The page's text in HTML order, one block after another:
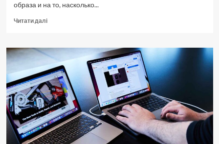
образа и на то, насколько...
Читати даліДокладніше
сумка
в
современном
гардеробе
–
форма,
стиль
и
повседневный
комфорт